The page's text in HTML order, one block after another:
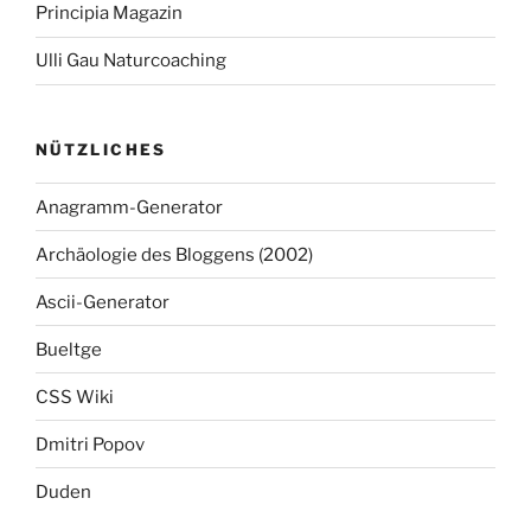
Principia Magazin
Ulli Gau Naturcoaching
NÜTZLICHES
Anagramm-Generator
Archäologie des Bloggens (2002)
Ascii-Generator
Bueltge
CSS Wiki
Dmitri Popov
Duden